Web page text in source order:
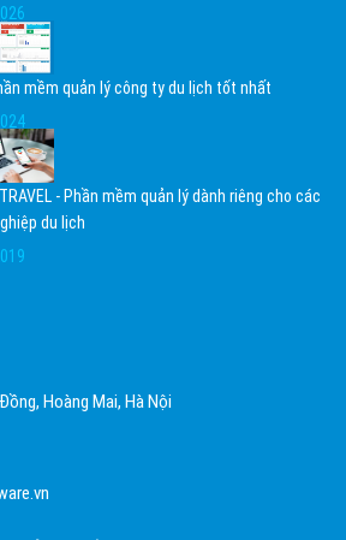
mềm quản lý công ty du lịch tốt nhất
- Phần mềm quản lý dành riêng cho các
du lịch
Hoàng Mai, Hà Nội